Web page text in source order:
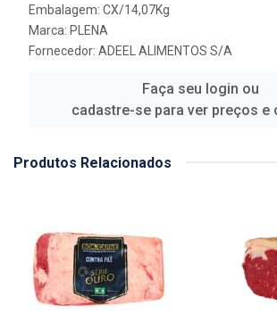
Embalagem: CX/14,07Kg
Marca: PLENA
Fornecedor: ADEEL ALIMENTOS S/A
Faça seu login ou
cadastre-se para ver preços e
Produtos Relacionados